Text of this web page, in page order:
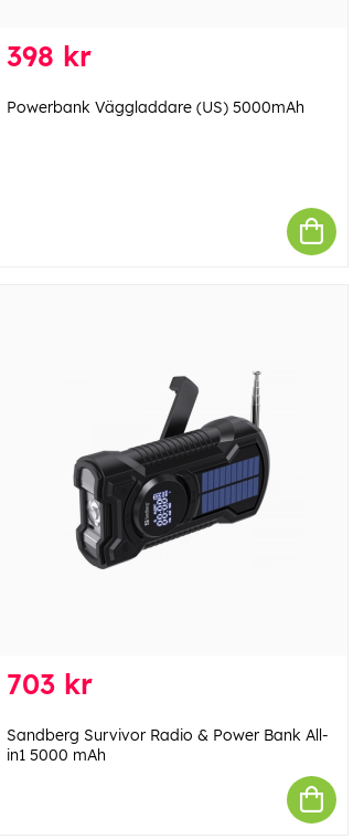
398 kr
Powerbank Väggladdare (US) 5000mAh
703 kr
Sandberg Survivor Radio & Power Bank All-
in1 5000 mAh